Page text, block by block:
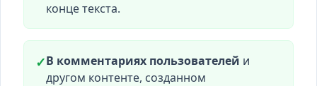
конце текста.
✓В комментариях пользователей и
другом контенте, созданном